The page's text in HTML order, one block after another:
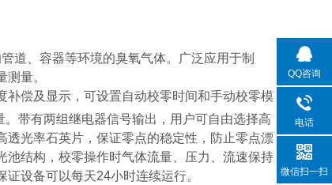
道、容器等环境的臭氧气体。广泛应用于制
量。
偿及显示，可设置自动校零时间和手动校零模
带有两组继电器信号输出，用户可自由选择高
光率石英片，保证零点的稳定性，防止零点漂
结构，校零操作时气体流量、压力、流速保持
证设备可以每天24小时连续运行。
QQ咨询
电话
微信扫一扫